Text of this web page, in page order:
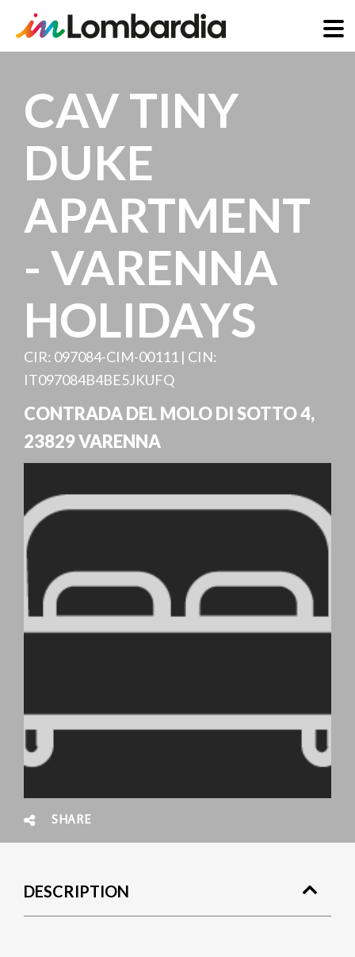
main
content
CAV TINY
DUKE
APARTMENT
- VARENNA
HOLIDAYS
CIR: 097084-CIM-00111 | CIN:
IT097084B4BE5JKUFQ
CONTRADA DEL MOLO DI SOTTO 4,
23829VARENNA
SHARE
DESCRIPTION